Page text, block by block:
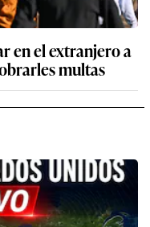
en el extranjero a
multas